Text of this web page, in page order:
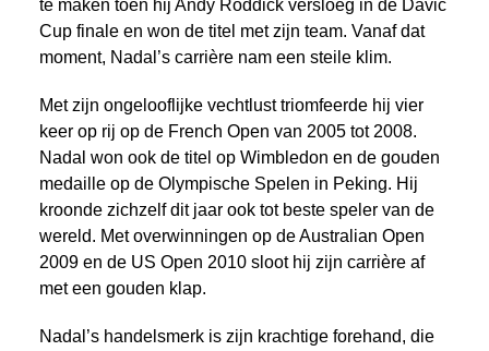
te maken toen hij Andy Roddick versloeg in de Davic
Cup finale en won de titel met zijn team. Vanaf dat
moment, Nadal’s carrière nam een steile klim.
Met zijn ongelooflijke vechtlust triomfeerde hij vier
keer op rij op de French Open van 2005 tot 2008.
Nadal won ook de titel op Wimbledon en de gouden
medaille op de Olympische Spelen in Peking. Hij
kroonde zichzelf dit jaar ook tot beste speler van de
wereld. Met overwinningen op de Australian Open
2009 en de US Open 2010 sloot hij zijn carrière af
met een gouden klap.
Nadal’s handelsmerk is zijn krachtige forehand, die